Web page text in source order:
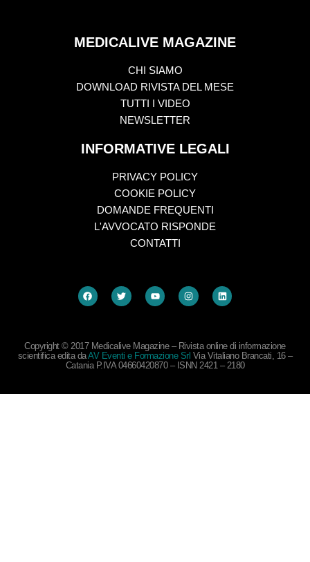
MEDICALIVE MAGAZINE
CHI SIAMO
DOWNLOAD RIVISTA DEL MESE
TUTTI I VIDEO
NEWSLETTER
INFORMATIVE LEGALI
PRIVACY POLICY
COOKIE POLICY
DOMANDE FREQUENTI
L'AVVOCATO RISPONDE
CONTATTI
Copyright © 2017 Medicalive Magazine – Rivista online di informazione
scientifica edita daAV Eventi e Formazione Srl Via Vitaliano Brancati, 16 –
Catania P.IVA 04660420870 – ISNN 2421 – 2180